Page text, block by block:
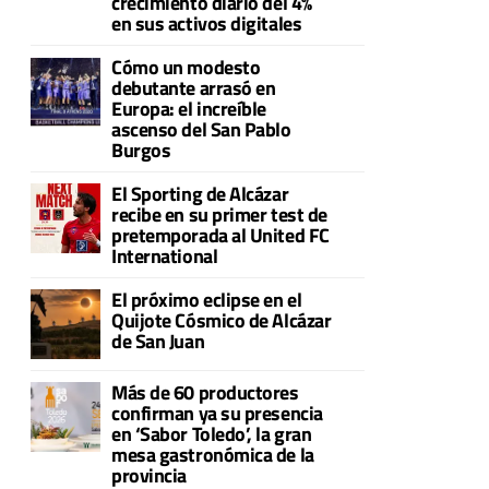
en sus activos digitales
Cómo un modesto
debutante arrasó en
Europa: el increíble
ascenso del San Pablo
Burgos
El Sporting de Alcázar
recibe en su primer test de
pretemporada al United FC
International
El próximo eclipse en el
Quijote Cósmico de Alcázar
de San Juan
Más de 60 productores
confirman ya su presencia
en ‘Sabor Toledo’, la gran
mesa gastronómica de la
provincia